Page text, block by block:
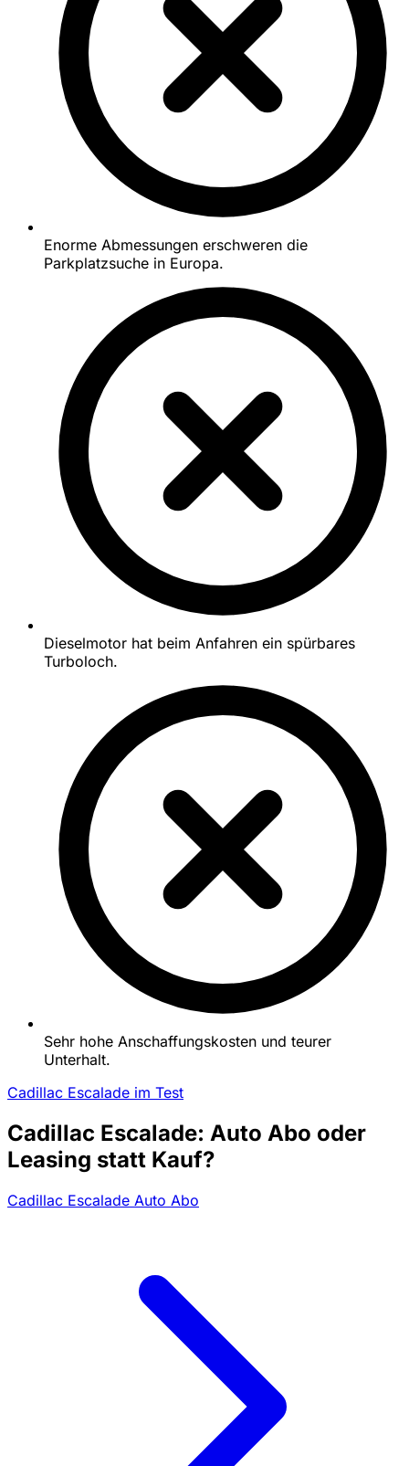
Enorme Abmessungen erschweren die
Parkplatzsuche in Europa.
Dieselmotor hat beim Anfahren ein spürbares
Turboloch.
Sehr hohe Anschaffungskosten und teurer
Unterhalt.
Cadillac Escalade im Test
Cadillac Escalade: Auto Abo oder
Leasing statt Kauf?
Cadillac Escalade Auto Abo